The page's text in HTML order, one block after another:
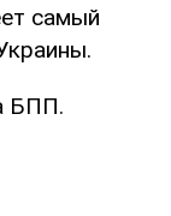
самый
БПП.